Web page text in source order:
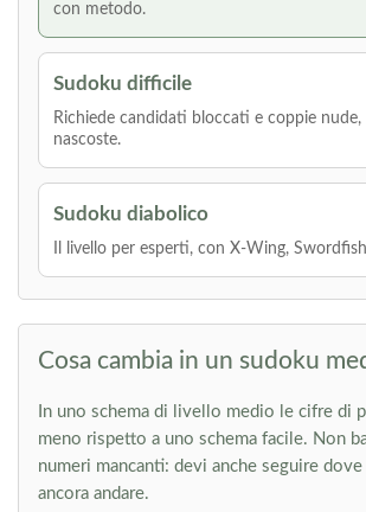
con metodo.
Sudoku difficile
Richiede candidati bloccati e coppie nude,
nascoste.
Sudoku diabolico
Il livello per esperti, con X-Wing,
Cosa cambia in un sudoku
In uno schema di livello medio le cifre di
meno rispetto a uno schema facile. Non
numeri mancanti: devi anche seguire
ancora andare.